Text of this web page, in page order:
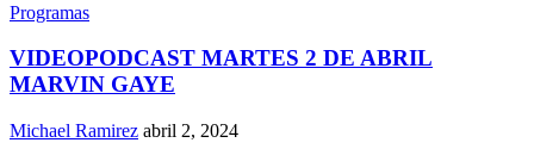
Programas
VIDEOPODCAST MARTES 2 DE ABRIL
MARVIN GAYE
Michael Ramirez abril 2, 2024